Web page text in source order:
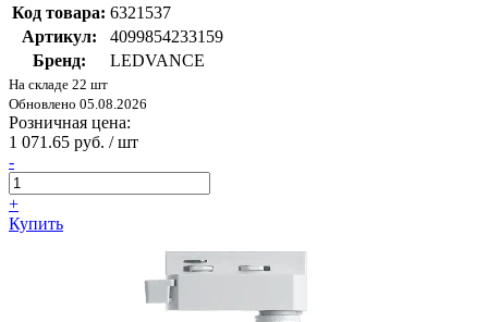
Код товара: 6321537
Артикул:
4099854233159
Бренд:
LEDVANCE
На складе 22 шт
Обновлено 05.08.2026
Розничная цена:
1 071.65 руб. / шт
-
+
Купить